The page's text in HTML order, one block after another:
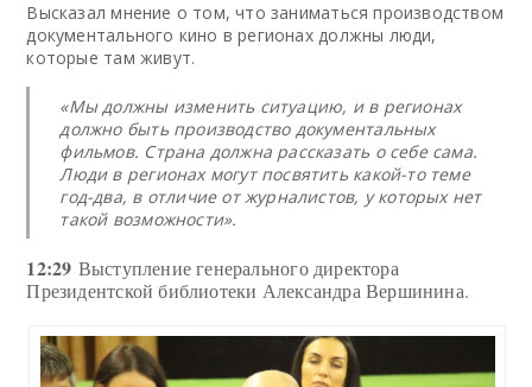
Высказал мнение о том, что заниматься производством
документального кино в регионах должны люди,
которые там живут.
«Мы должны изменить ситуацию, и в регионах
должно быть производство документальных
фильмов. Страна должна рассказать о себе сама.
Люди в регионах могут посвятить какой-то теме
год-два, в отличие от журналистов, у которых нет
такой возможности».
12:29 Выступление генерального директора
Президентской библиотеки Александра Вершинина.